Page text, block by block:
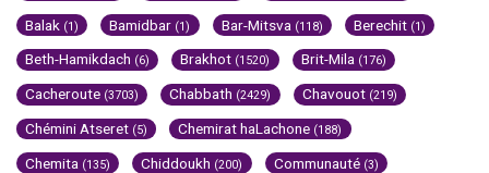
Balak (1) Bamidbar (1) Bar-Mitsva (118) Berechit (1)
Beth-Hamikdach (6) Brakhot (1520) Brit-Mila (176)
Cacheroute (3703) Chabbath (2429) Chavouot (219)
Chémini Atseret (5) Chemirat haLachone (188)
Chemita (135) Chiddoukh (200) Communauté (3)